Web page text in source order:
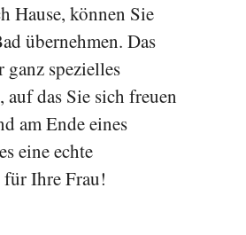
Hause, können Sie
übernehmen. Das
spezielles
auf das Sie sich freuen
am Ende eines
eine echte
Ihre Frau!